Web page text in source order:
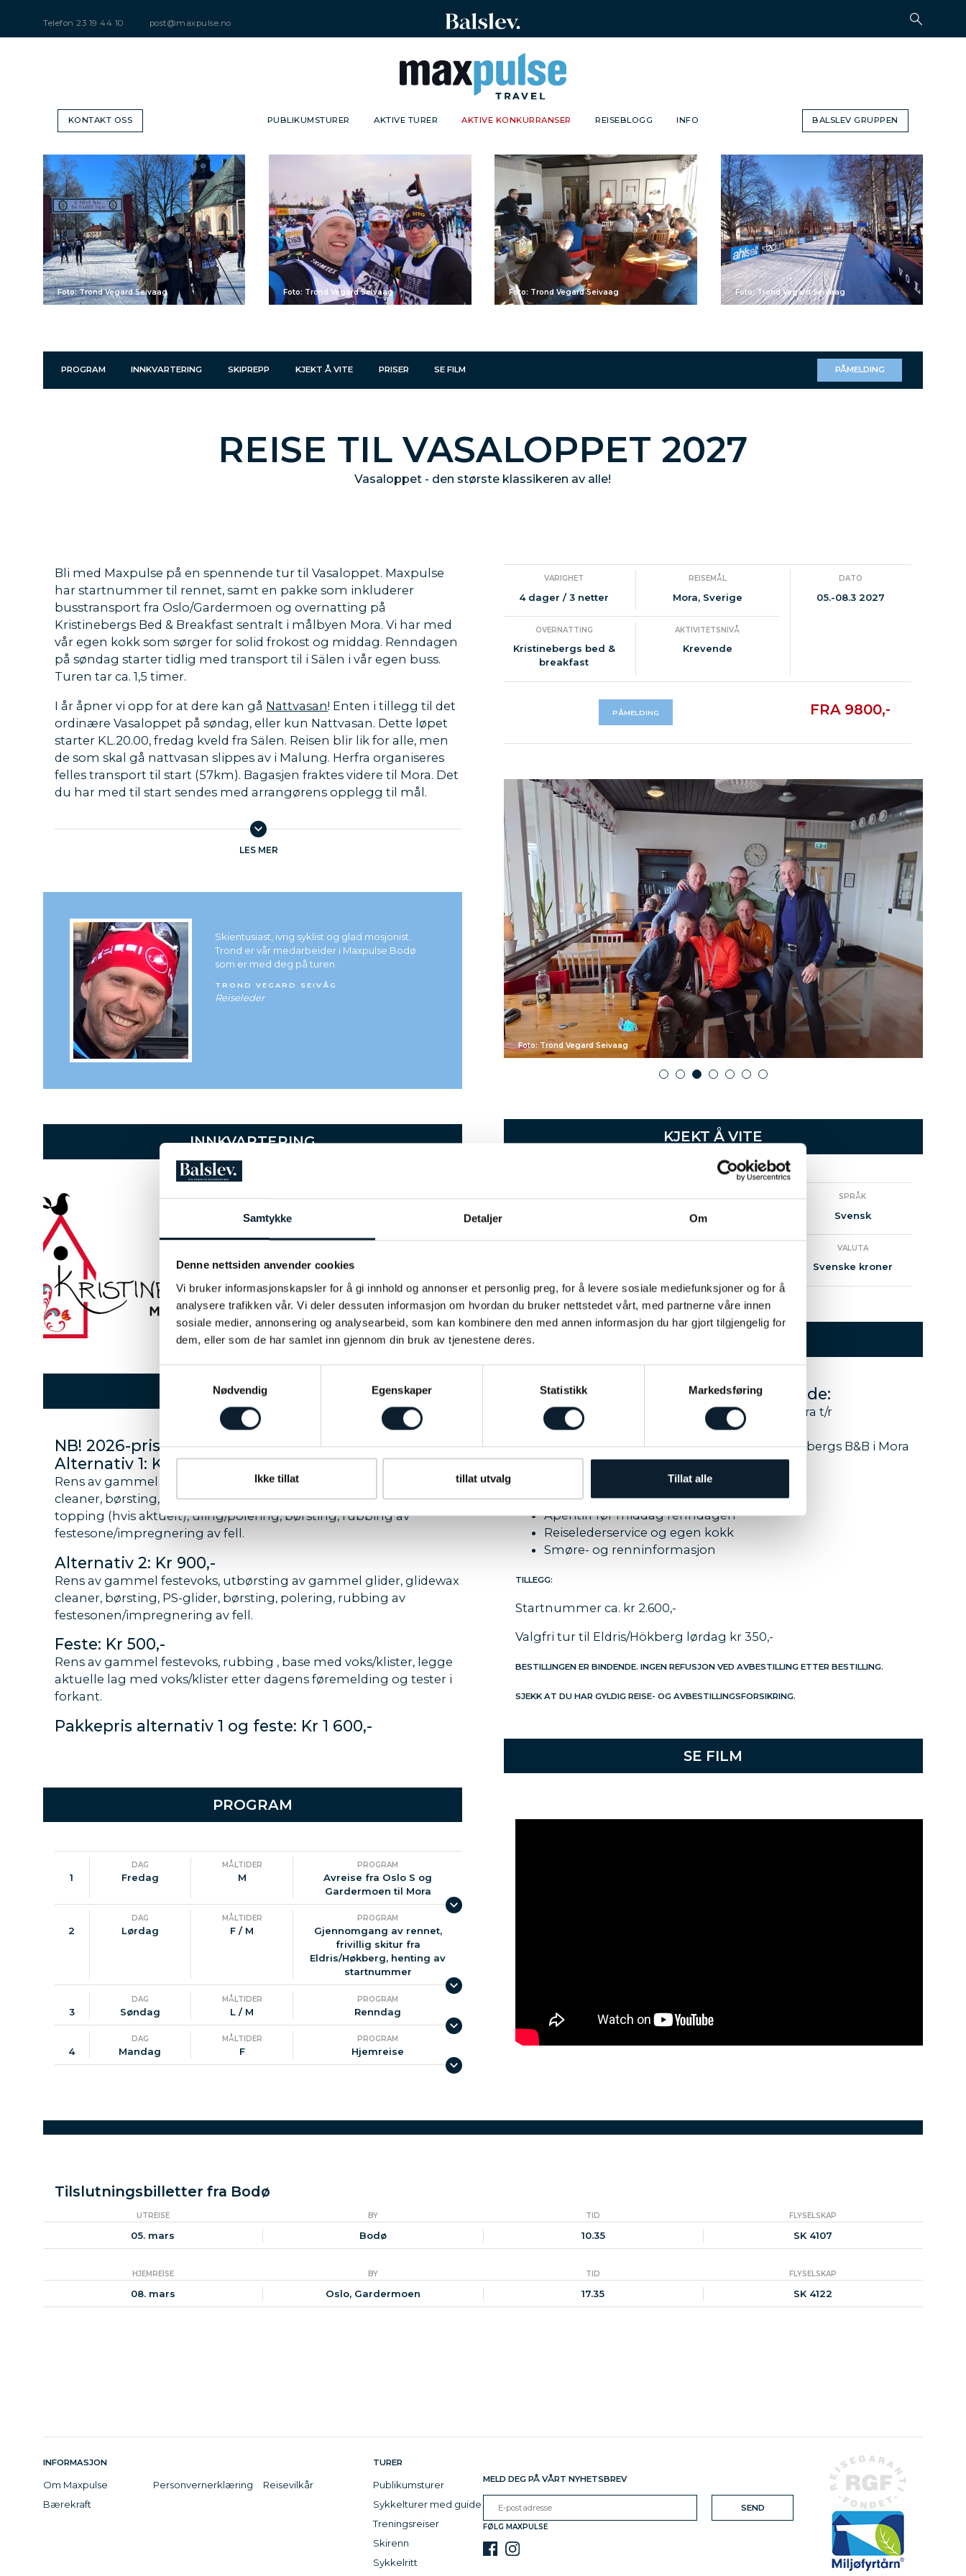
Samtykke Detaljer Om
Denne nettsiden anvender cookies
Vi bruker informasjonskapsler for å gi innhold og annonser et personlig preg, for å levere sosiale mediefunksjoner og for å
analysere trafikken vår. Vi deler dessuten informasjon om hvordan du bruker nettstedet vårt, med partnerne våre innen
sosiale medier, annonsering og analysearbeid, som kan kombinere den med annen informasjon du har gjort tilgjengelig for
dem, eller som de har samlet inn gjennom din bruk av tjenestene deres.
Samtykkevalg
Nødvendig
Egenskaper Statistikk Markedsføring
Ikke tillat tillat utvalg Tillat alle
Telefon 23 19 44 10 post@maxpulse.no
KONTAKT OSS PUBLIKUMSTURER AKTIVE TURER AKTIVE KONKURRANSER REISEBLOGG INFO BALSLEV GRUPPEN
Foto: Trond Vegard Seivaag Foto: Trond Vegard Seivaag Foto: Trond Vegard Seivaag Foto: Trond Vegard Seivaag
PROGRAM INNKVARTERING SKIPREPP KJEKT Å VITE PRISER SE FILM PÅMELDING
REISE TIL VASALOPPET 2027
Vasaloppet - den største klassikeren av alle!
Bli med Maxpulse på en spennende tur til Vasaloppet. Maxpulse
har startnummer til rennet, samt en pakke som inkluderer
busstransport fra Oslo/Gardermoen og overnatting på
Kristinebergs Bed & Breakfast sentralt i målbyen Mora. Vi har med
vår egen kokk som sørger for solid frokost og middag. Renndagen
på søndag starter tidlig med transport til i Sälen i vår egen buss.
Turen tar ca. 1,5 timer.
I år åpner vi opp for at dere kan gå Nattvasan! Enten i tillegg til det
ordinære Vasaloppet på søndag, eller kun Nattvasan. Dette løpet
starter KL.20.00, fredag kveld fra Sälen. Reisen blir lik for alle, men
de som skal gå nattvasan slippes av i Malung. Herfra organiseres
felles transport til start (57km). Bagasjen fraktes videre til Mora. Det
du har med til start sendes med arrangørens opplegg til mål.
transport Malung-Sälen må påregnes. Du kan velge mellom fristil
Tilbudet gjelder KUN Nattvasan 90km.
opplevelse!
Se også andre konkurranser du kan være med på
LES MER
Skientusiast, ivrig syklist og glad mosjonist.
Trond er vår medarbeider i Maxpulse Bodø
som er med deg på turen.
TROND VEGARD SEIVÅG
Reiseleder
INNKVARTERING
Kristinebergs Bed &
Breakfast
i Mora. Kristinebergs Bed & Breakfast
ligger knapt 1 km fra Vasaloppssporet.
SKIPREPP
NB! 2026-priser
Alternativ 1: Kr. 1 200,-
Rens av gammel festevoks, utbørsting av gammel glider, glidewax
cleaner, børsting, PS-glider, børsting, long distance glider, børsting,
topping (hvis aktuelt), uling/polering, børsting, rubbing av
festesone/impregnering av fell.
Alternativ 2: Kr 900,-
Rens av gammel festevoks, utbørsting av gammel glider, glidewax
cleaner, børsting, PS-glider, børsting, polering, rubbing av
festesonen/impregnering av fell.
Feste: Kr 500,-
Rens av gammel festevoks, rubbing , base med voks/klister, legge
aktuelle lag med voks/klister etter dagens føremelding og tester i
forkant.
Pakkepris alternativ 1 og feste: Kr 1 600,-
PROGRAM
1
DAG
Fredag
MÅLTIDER
M
PROGRAM
Avreise fra Oslo S og
Gardermoen til Mora
2
DAG
Lørdag
MÅLTIDER
F / M
PROGRAM
Gjennomgang av rennet,
frivillig skitur fra
Eldris/Høkberg, henting av
startnummer
3
DAG
Søndag
MÅLTIDER
L / M
PROGRAM
Renndag
4
DAG
Mandag
MÅLTIDER
F
PROGRAM
Hjemreise
VARIGHET
4 dager / 3 netter
REISEMÅL
Mora, Sverige
OVERNATTING
Kristinebergs bed &
breakfast
AKTIVITETSNIVÅ
Krevende
DATO
05.-08.3 2027
PÅMELDING FRA 9800,-
Foto: Trond Vegard Seivaag
1 2 3 4 5 6 7
KJEKT Å VITE
LAND STED
Mora
SPRÅK
Svensk
VALUTA
Svenske kroner
Pris kr 9 800,- som inkluderer følgende:
Buss fra Oslo S Sport 19/Gardermoen til Mora t/r
Buss til rennstart i Sälen
Innkvartering i delt dobbeltrom på Kristinebergs B&B i Mora
3 x frokost
Pastalunsj etter rennet
Aperitiff før middag renndagen
Reiselederservice og egen kokk
Smøre- og renninformasjon
TILLEGG:
Startnummer ca. kr 2.600,-
Valgfri tur til Eldris/Hökberg lørdag kr 350,-
BESTILLINGEN ER BINDENDE. INGEN REFUSJON VED AVBESTILLING ETTER BESTILLING.
SJEKK AT DU HAR GYLDIG REISE- OG AVBESTILLINGSFORSIKRING.
SE FILM
Tilslutningsbilletter fra Bodø
UTREISE BY TID FLYSELSKAP
05. mars Bodø 10.35 SK 4107
HJEMREISE BY TID FLYSELSKAP
08. mars Oslo, Gardermoen 17.35 SK 4122
INFORMASJON
Om Maxpulse
Bærekraft
Personvernerklæring Reisevilkår
TURER
Publikumsturer
Sykkelturer med guide
Treningsreiser
Skirenn
Sykkelritt
MELD DEG PÅ VÅRT NYHETSBREV
FØLG MAXPULSE